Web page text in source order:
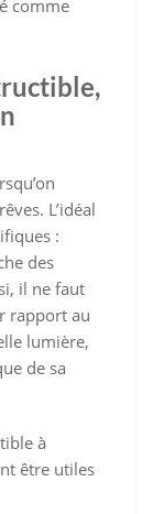
comme
L’idéal
:
des
il ne faut
rapport au
lumière,
de sa
à
être utiles